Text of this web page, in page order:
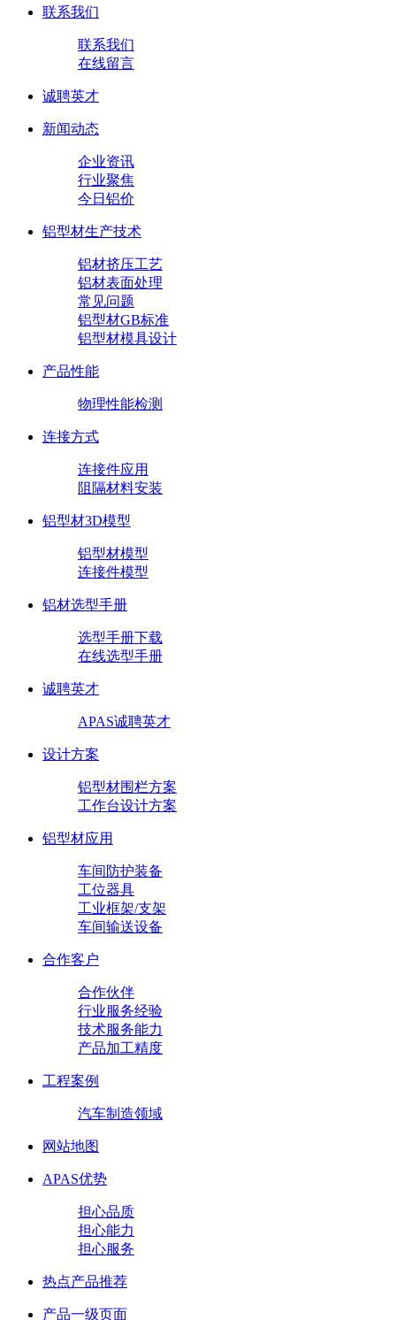
联系我们
联系我们
在线留言
诚聘英才
新闻动态
企业资讯
行业聚焦
今日铝价
铝型材生产技术
铝材挤压工艺
铝材表面处理
常见问题
铝型材GB标准
铝型材模具设计
产品性能
物理性能检测
连接方式
连接件应用
阻隔材料安装
铝型材3D模型
铝型材模型
连接件模型
铝材选型手册
选型手册下载
在线选型手册
诚聘英才
APAS诚聘英才
设计方案
铝型材围栏方案
工作台设计方案
铝型材应用
车间防护装备
工位器具
工业框架/支架
车间输送设备
合作客户
合作伙伴
行业服务经验
技术服务能力
产品加工精度
工程案例
汽车制造领域
网站地图
APAS优势
担心品质
担心能力
担心服务
热点产品推荐
产品一级页面